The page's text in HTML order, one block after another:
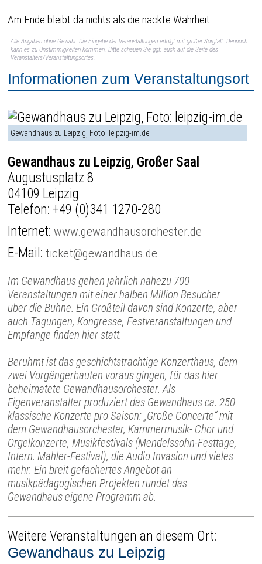
Am Ende bleibt da nichts als die nackte Wahrheit.
Alle Angaben ohne Gewähr. Die Eingabe der Veranstaltungen erfolgt mit großer Sorgfalt. Dennoch
kann es zu Unstimmigkeiten kommen. Bitte schauen Sie ggf. auch auf die Seite des
Veranstalters/Veranstaltungsortes.
Informationen zum Veranstaltungsort
Gewandhaus zu Leipzig, Foto: leipzig-im.de
Gewandhaus zu Leipzig, Großer Saal
Augustusplatz 8
04109 Leipzig
Telefon: +49 (0)341 1270-280
Internet:www.gewandhausorchester.de
E-Mail: ticket@gewandhaus.de
Im Gewandhaus gehen jährlich nahezu 700
Veranstaltungen mit einer halben Million Besucher
über die Bühne. Ein Großteil davon sind Konzerte, aber
auch Tagungen, Kongresse, Festveranstaltungen und
Empfänge finden hier statt.
Berühmt ist das geschichtsträchtige Konzerthaus, dem
zwei Vorgängerbauten voraus gingen, für das hier
beheimatete Gewandhausorchester. Als
Eigenveranstalter produziert das Gewandhaus ca. 250
klassische Konzerte pro Saison: „Große Concerte“ mit
dem Gewandhausorchester, Kammermusik- Chor und
Orgelkonzerte, Musikfestivals (Mendelssohn-Festtage,
Intern. Mahler-Festival), die Audio Invasion und vieles
mehr. Ein breit gefächertes Angebot an
musikpädagogischen Projekten rundet das
Gewandhaus eigene Programm ab.
Weitere Veranstaltungen an diesem Ort:
Gewandhaus zu Leipzig